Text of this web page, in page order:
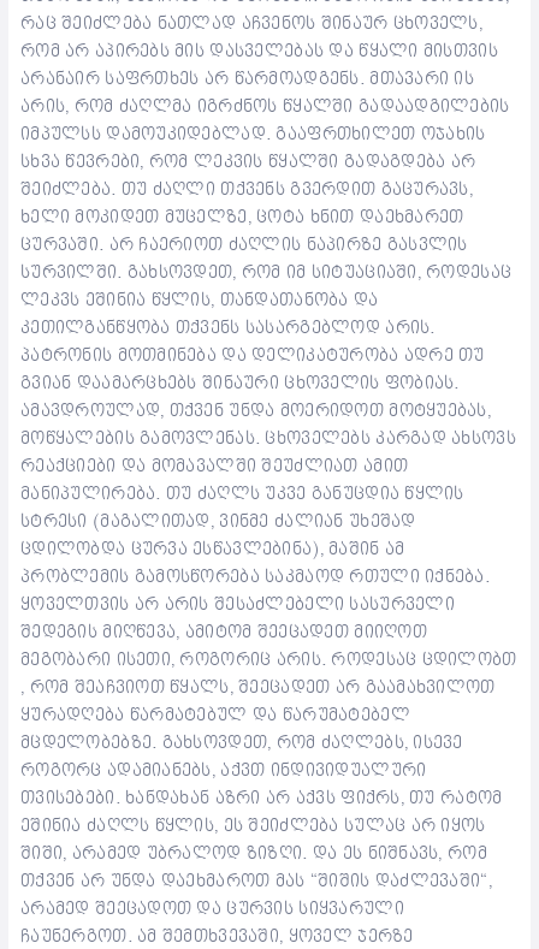
რაც შეიძლება ნათლად აჩვენოს შინაურ ცხოველს,
რომ არ აპირებს მის დასველებას და წყალი მისთვის
არანაირ საფრთხეს არ წარმოადგენს. მთავარი ის
არის, რომ ძაღლმა იგრძნოს წყალში გადაადგილების
იმპულსს დამოუკიდებლად. გააფრთხილეთ ოჯახის
სხვა წევრები, რომ ლეკვის წყალში გადაგდება არ
შეიძლება. თუ ძაღლი თქვენს გვერდით გაცურავს,
ხელი მოკიდეთ მუცელზე, ცოტა ხნით დაეხმარეთ
ცურვაში. არ ჩაერიოთ ძაღლის ნაპირზე გასვლის
სურვილში. გახსოვდეთ, რომ იმ სიტუაციაში, როდესაც
ლეკვს ეშინია წყლის, თანდათანობა და
კეთილგანწყობა თქვენს სასარგებლოდ არის.
პატრონის მოთმინება და დელიკატურობა ადრე თუ
გვიან დაამარცხებს შინაური ცხოველის ფობიას.
ამავდროულად, თქვენ უნდა მოერიდოთ მოტყუებას,
მოწყალების გამოვლენას. ცხოველებს კარგად ახსოვს
რეაქციები და მომავალში შეუძლიათ ამით
მანიპულირება. თუ ძაღლს უკვე განუცდია წყლის
სტრესი (მაგალითად, ვინმე ძალიან უხეშად
ცდილობდა ცურვა ესწავლებინა), მაშინ ამ
პრობლემის გამოსწორება საკმაოდ რთული იქნება.
ყოველთვის არ არის შესაძლებელი სასურველი
შედეგის მიღწევა, ამიტომ შეეცადეთ მიიღოთ
მეგობარი ისეთი, როგორიც არის. როდესაც ცდილობთ
, რომ შეაჩვიოთ წყალს, შეეცადეთ არ გაამახვილოთ
ყურადღება წარმატებულ და წარუმატებელ
მცდელობებზე. გახსოვდეთ, რომ ძაღლებს, ისევე
როგორც ადამიანებს, აქვთ ინდივიდუალური
თვისებები. ხანდახან აზრი არ აქვს ფიქრს, თუ რატომ
ეშინია ძაღლს წყლის, ეს შეიძლება სულაც არ იყოს
შიში, არამედ უბრალოდ ზიზღი. და ეს ნიშნავს, რომ
თქვენ არ უნდა დაეხმაროთ მას “შიშის დაძლევაში“,
არამედ შეეცადოთ და ცურვის სიყვარული
ჩაუნერგოთ. ამ შემთხვევაში, ყოველ ჯერზე